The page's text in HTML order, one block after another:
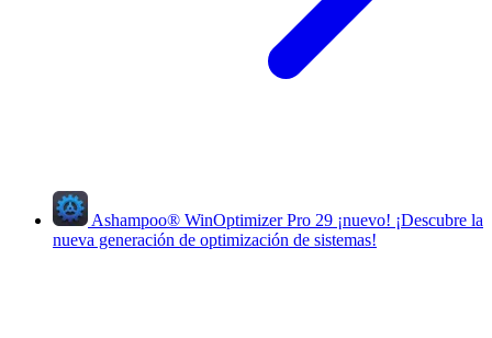
Ashampoo® WinOptimizer Pro 29 ¡nuevo! ¡Descubre la
nueva generación de optimización de sistemas!